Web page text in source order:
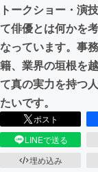
トークショー・演
て俳優とは何かを
なっています。事
籍、業界の垣根を
て真の実力を持つ
たいです。
ポスト
LINEで送る
埋め込み